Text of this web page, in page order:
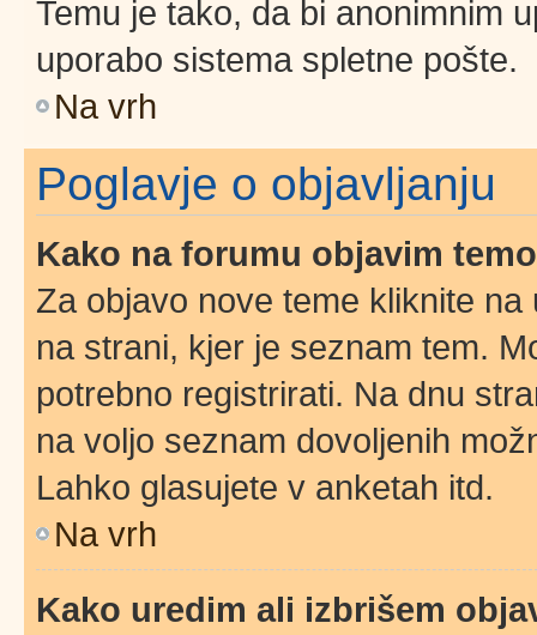
Temu je tako, da bi anonimnim
uporabo sistema spletne pošte.
Na vrh
Poglavje o objavljanju
Kako na forumu objavim
Za objavo nove teme kliknite
na strani, kjer je seznam tem.
potrebno registrirati. Na dnu
na voljo seznam dovoljenih
Lahko glasujete v anketah itd.
Na vrh
Kako uredim ali izbrišem